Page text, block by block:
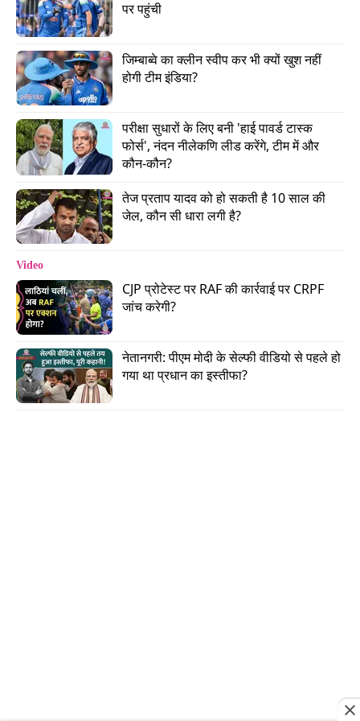
Advertisement
पर पहुंची
जिम्बाब्वे का क्लीन स्वीप कर भी क्यों खुश नहीं
होगी टीम इंडिया?
परीक्षा सुधारों के लिए बनी 'हाई पावर्ड टास्क
फोर्स', नंदन नीलेकणि लीड करेंगे, टीम में और
कौन-कौन?
तेज प्रताप यादव को हो सकती है 10 साल की
जेल, कौन सी धारा लगी है?
Video
CJP प्रोटेस्ट पर RAF की कार्रवाई पर CRPF
जांच करेगी?
नेतानगरी: पीएम मोदी के सेल्फी वीडियो से पहले हो
गया था प्रधान का इस्तीफा?